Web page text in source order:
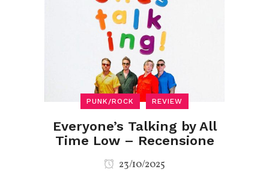
PUNK/ROCK REVIEW
Everyone’s Talking by All
Time Low – Recensione
23/10/2025